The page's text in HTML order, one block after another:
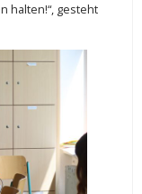
halten!“, gesteht